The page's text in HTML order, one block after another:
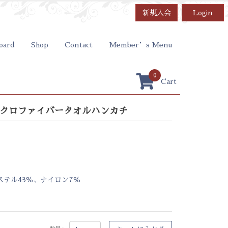
新規入会 Login
Shop Contact Member’s Menu
0
Cart
ロファイバータオルハンカチ
テル43％、ナイロン7％